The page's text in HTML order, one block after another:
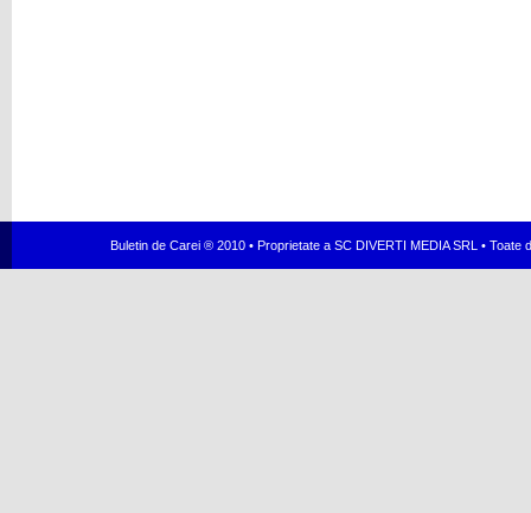
Buletin de Carei ® 2010 • Proprietate a SC DIVERTI MEDIA SRL •